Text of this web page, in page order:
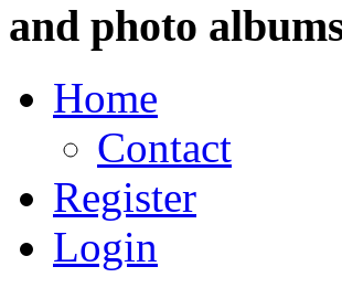
and photo
Home
Contact
Register
Login